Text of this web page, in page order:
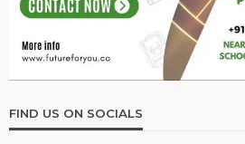
FIND US ON SOCIALS